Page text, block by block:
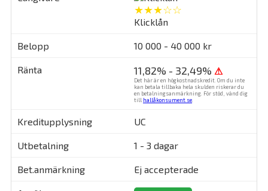
★★★☆☆
Klicklån
10 000 - 40 000 kr
11,82% - 32,49% ⚠
Det här är en högkostnadskredit. Om du inte
kan betala tillbaka hela skulden riskerar du
en betalningsanmärkning. För stöd, vänd dig
till hallåkonsument.se
UC
1 - 3 dagar
Ej accepterade